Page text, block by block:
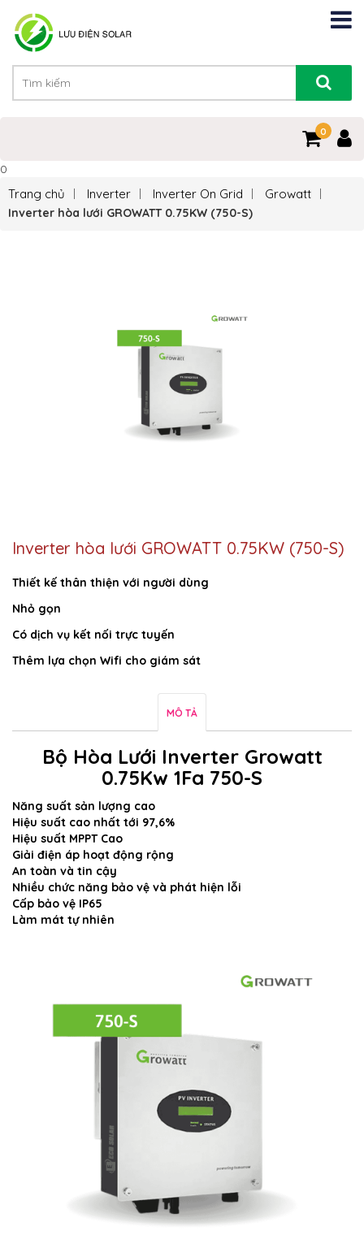
0
0
Trang chủ Inverter Inverter On Grid Growatt
Inverter hòa lưới GROWATT 0.75KW (750-S)
Inverter hòa lưới GROWATT 0.75KW (750-S)
Thiết kế thân thiện với người dùng
Nhỏ gọn
Có dịch vụ kết nối trực tuyến
Thêm lựa chọn Wifi cho giám sát
MÔ TẢ
Bộ Hòa Lưới Inverter Growatt
0.75Kw 1Fa 750-S
Năng suất sản lượng cao
Hiệu suất cao nhất tới 97,6%
Hiệu suất MPPT Cao
Giải điện áp hoạt động rộng
An toàn và tin cậy
Nhiều chức năng bảo vệ và phát hiện lỗi
Cấp bảo vệ IP65
Làm mát tự nhiên